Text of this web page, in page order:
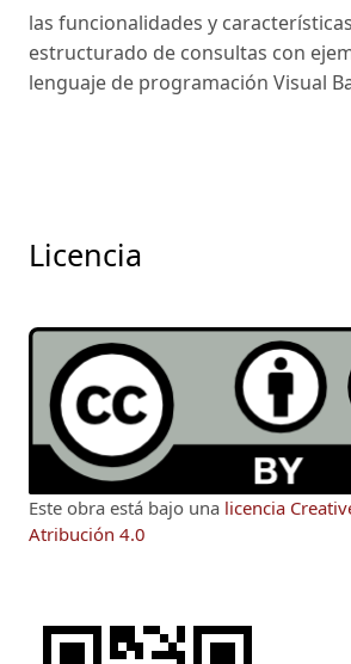
las funcionalidades y
estructurado de consultas con
lenguaje de programación Visual
Licencia
Este obra está bajo una licencia
Atribución 4.0